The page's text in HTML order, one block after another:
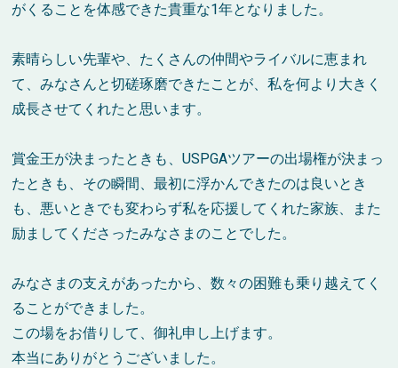
がくることを体感できた貴重な1年となりました。
素晴らしい先輩や、たくさんの仲間やライバルに恵まれ
て、みなさんと切磋琢磨できたことが、私を何より大きく
成長させてくれたと思います。
賞金王が決まったときも、USPGAツアーの出場権が決まっ
たときも、その瞬間、最初に浮かんできたのは良いとき
も、悪いときでも変わらず私を応援してくれた家族、また
励ましてくださったみなさまのことでした。
みなさまの支えがあったから、数々の困難も乗り越えてく
ることができました。
この場をお借りして、御礼申し上げます。
本当にありがとうございました。